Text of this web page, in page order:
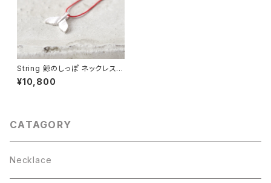
String 鯨のしっぽ ネックレス
シルバー925
¥10,800
CATAGORY
Necklace